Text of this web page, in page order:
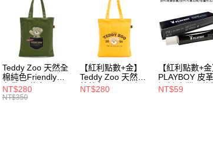
款買賣價金債權讓與本公司後，依約使用
2.基於同意付款使用「大哥付你分期」之
資料（包含姓名、電話或地址）提供予台
用，由本公司與您本人進行分期帳單所需
3.完整用戶服務條款，請詳閱以下連結：
每筆NT$100，滿NT$700(含以上)免
7-11取貨付款
每筆NT$100，滿NT$900(含以上)免
付款後7-11取貨
每筆NT$100，滿NT$700(含以上)免
Teddy Zoo 天然全
棉純色Friendly帆
布袋-軍綠色
(TZB107)
NT$280
NT$350
【紅利點數+金】
Teddy Zoo 天然全
棉純色Friendly帆
布袋-黃色
NT$280
【紅利點數+金
PLAYBOY 皮
污劑(台灣哥倫
(Y4003)
NT$59